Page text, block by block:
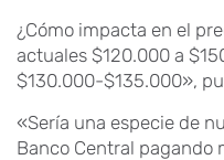
¿Cómo impacta en el
actuales $120.000 a
$130.000-$135.000»,
«Sería una especie de
Banco Central pagando